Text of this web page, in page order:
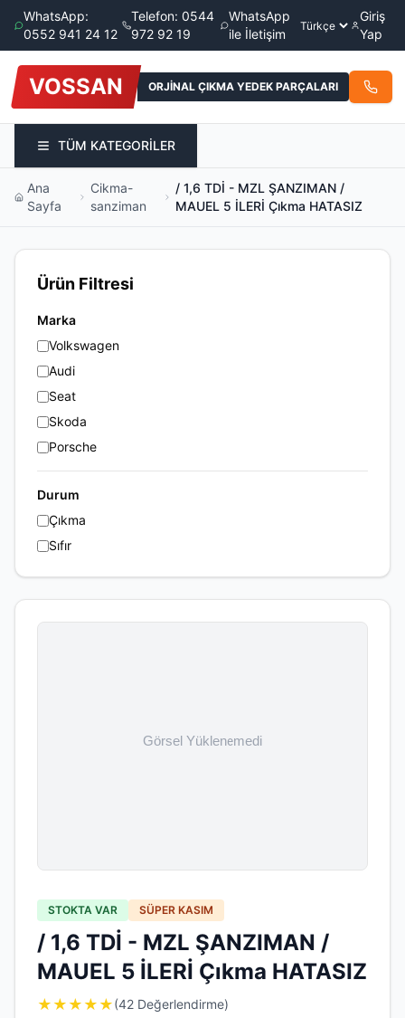
WhatsApp:
0552 941 24 12
Telefon: 0544
972 92 19
WhatsApp
ile İletişim
Giriş
Yap
VOSSAN ORJİNAL ÇIKMA YEDEK PARÇALARI
TÜM KATEGORİLER
Ana
Sayfa
Cikma-
sanziman
/ 1,6 TDİ - MZL ŞANZIMAN /
MAUEL 5 İLERİ Çıkma HATASIZ
Ürün Filtresi
Marka
Volkswagen
Audi
Seat
Skoda
Porsche
Durum
Çıkma
Sıfır
STOKTA VAR SÜPER KASIM
/ 1,6 TDİ - MZL ŞANZIMAN /
MAUEL 5 İLERİ Çıkma HATASIZ
★ ★ ★ ★ ★(42 Değerlendirme)